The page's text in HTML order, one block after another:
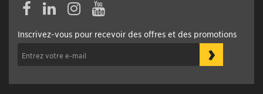
Inscrivez-vous pour recevoir des offres et des promotions
›